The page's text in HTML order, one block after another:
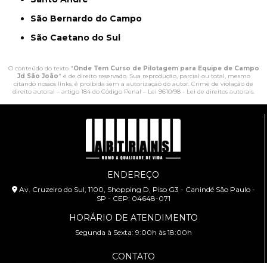
São Bernardo do Campo
São Caetano do Sul
O conteúdo do texto "Onde Tem Curso de Pilotagem para Equipe de Campo
Jd São João" é de direito reservado. Sua reprodução, parcial ou total, mesmo
citando nossos links, é proibida sem a autorização do autor. Crime de violação de
direito autoral – artigo 184 do Código Penal – Lei 9610/98 - Lei de direitos autorais.
ENDEREÇO
Av. Cruzeiro do Sul, 1100, Shopping D, Piso G3 - Canindé São Paulo -
SP - CEP: 04648-071
HORÁRIO DE ATENDIMENTO
Segunda à Sexta: 9:00h às 18:00h
CONTATO